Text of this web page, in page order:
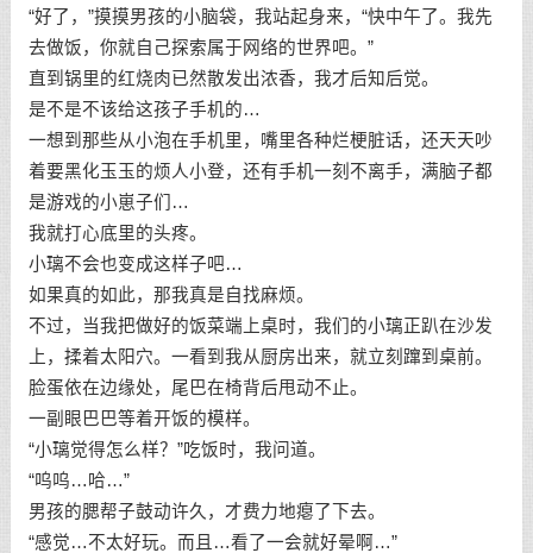
“好了，”摸摸男孩的小脑袋，我站起身来，“快中午了。我先
去做饭，你就自己探索属于网络的世界吧。”
直到锅里的红烧肉已然散发出浓香，我才后知后觉。
是不是不该给这孩子手机的…
一想到那些从小泡在手机里，嘴里各种烂梗脏话，还天天吵
着要黑化玉玉的烦人小登，还有手机一刻不离手，满脑子都
是游戏的小崽子们…
我就打心底里的头疼。
小璃不会也变成这样子吧…
如果真的如此，那我真是自找麻烦。
不过，当我把做好的饭菜端上桌时，我们的小璃正趴在沙发
上，揉着太阳穴。一看到我从厨房出来，就立刻蹿到桌前。
脸蛋依在边缘处，尾巴在椅背后甩动不止。
一副眼巴巴等着开饭的模样。
“小璃觉得怎么样？”吃饭时，我问道。
“呜呜…哈…”
男孩的腮帮子鼓动许久，才费力地瘪了下去。
“感觉…不太好玩。而且…看了一会就好晕啊…”